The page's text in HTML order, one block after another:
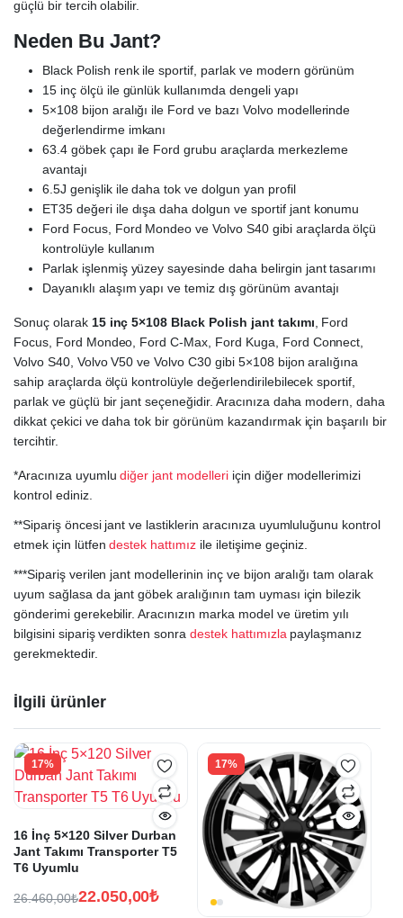
güçlü bir tercih olabilir.
Neden Bu Jant?
Black Polish renk ile sportif, parlak ve modern görünüm
15 inç ölçü ile günlük kullanımda dengeli yapı
5×108 bijon aralığı ile Ford ve bazı Volvo modellerinde
değerlendirme imkanı
63.4 göbek çapı ile Ford grubu araçlarda merkezleme
avantajı
6.5J genişlik ile daha tok ve dolgun yan profil
ET35 değeri ile dışa daha dolgun ve sportif jant konumu
Ford Focus, Ford Mondeo ve Volvo S40 gibi araçlarda ölçü
kontrolüyle kullanım
Parlak işlenmiş yüzey sayesinde daha belirgin jant tasarımı
Dayanıklı alaşım yapı ve temiz dış görünüm avantajı
Sonuç olarak 15 inç 5×108 Black Polish jant takımı, Ford
Focus, Ford Mondeo, Ford C-Max, Ford Kuga, Ford Connect,
Volvo S40, Volvo V50 ve Volvo C30 gibi 5×108 bijon aralığına
sahip araçlarda ölçü kontrolüyle değerlendirilebilecek sportif,
parlak ve güçlü bir jant seçeneğidir. Aracınıza daha modern, daha
dikkat çekici ve daha tok bir görünüm kazandırmak için başarılı bir
tercihtir.
*Aracınıza uyumludiğer jant modelleriiçin diğer modellerimizi
kontrol ediniz.
**Sipariş öncesi jant ve lastiklerin aracınıza uyumluluğunu kontrol
etmek için lütfendestek hattımız ile iletişime geçiniz.
***Sipariş verilen jant modellerinin inç ve bijon aralığı tam olarak
uyum sağlasa da jant göbek aralığının tam uyması için bilezik
gönderimi gerekebilir. Aracınızın marka model ve üretim yılı
bilgisini sipariş verdikten sonra destek hattımızla paylaşmanız
gerekmektedir.
İlgili ürünler
17%
16 İnç 5×120 Silver Durban
Jant Takımı Transporter T5
T6 Uyumlu
26.460,00₺22.050,00₺
17%